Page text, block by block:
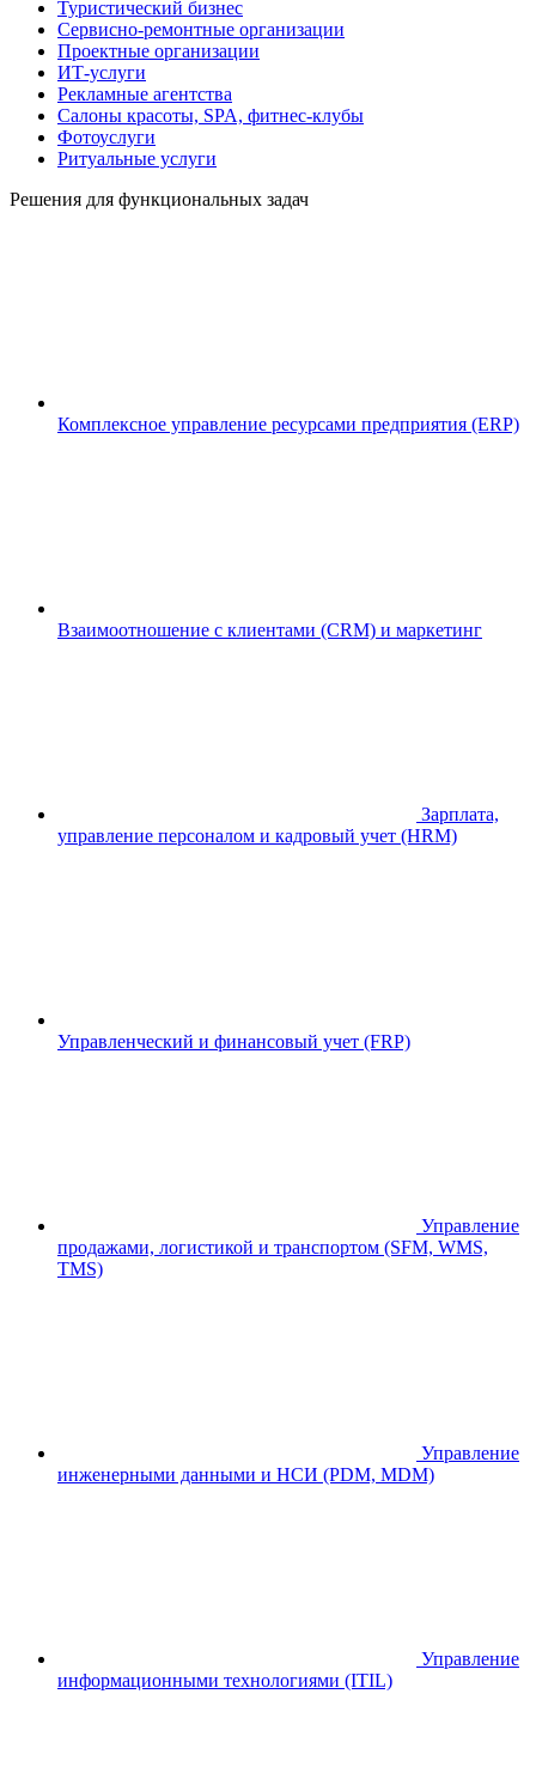
Туристический бизнес
Сервисно-ремонтные организации
Проектные организации
ИТ-услуги
Рекламные агентства
Салоны красоты, SPA, фитнес-клубы
Фотоуслуги
Ритуальные услуги
Решения для функциональных задач
Комплексное управление ресурсами предприятия (ERP)
Взаимоотношение с клиентами (CRM) и маркетинг
Зарплата,
управление персоналом и кадровый учет (HRM)
Управленческий и финансовый учет (FRP)
Управление
продажами, логистикой и транспортом (SFM, WMS,
TMS)
Управление
инженерными данными и НСИ (PDM, MDM)
Управление
информационными технологиями (ITIL)